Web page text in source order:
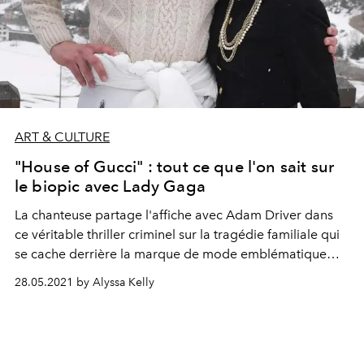
ART & CULTURE
"House of Gucci" : tout ce que l'on sait sur
le biopic avec Lady Gaga
La chanteuse partage l'affiche avec Adam Driver dans
ce véritable thriller criminel sur la tragédie familiale qui
se cache derrière la marque de mode emblématique
28.05.2021 by Alyssa Kelly